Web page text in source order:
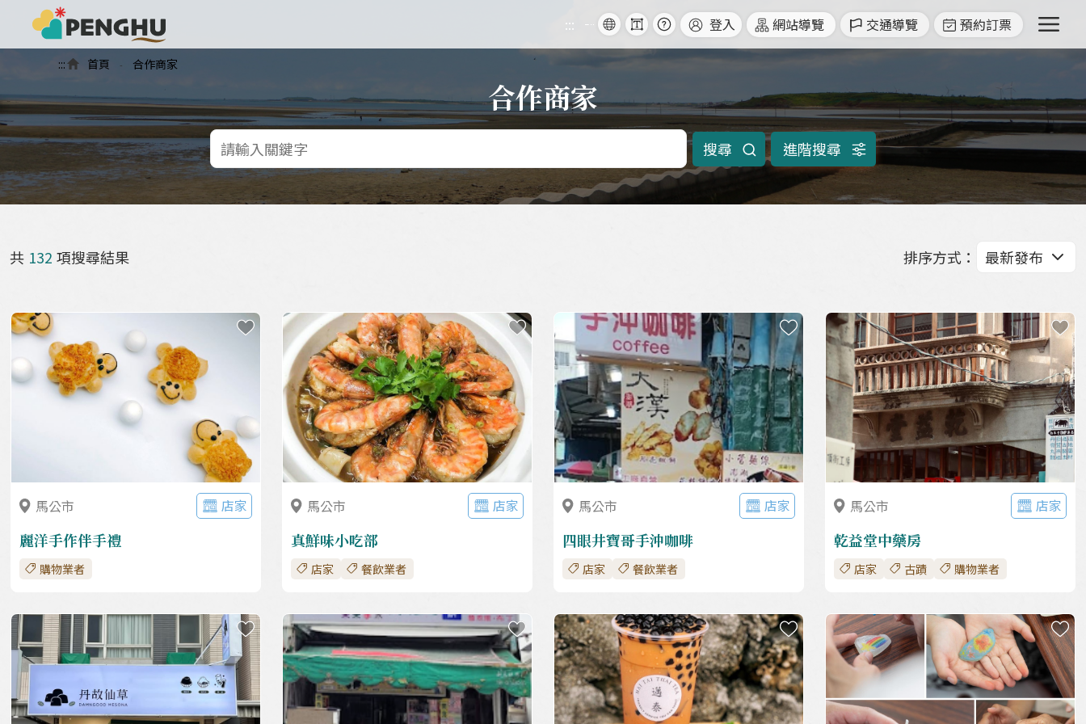
::: 跳
主
要
語
系
字
級 常
見
問
題
登入 網站導覽 交通導覽 預約訂票 menu
::: 首頁 - 合作商家
合作商家
共 132 項搜尋結果 排序方式 ：
收藏
馬公市 店家
麗洋手作伴手禮
購物業者
收藏
馬公市 店家
真鮮味小吃部
店家 餐飲業者
收藏
馬公市 店家
四眼井寶哥手沖咖啡
店家 餐飲業者
收藏
馬公市 店家
乾益堂中藥房
店家 古蹟 購物業者
收藏 收藏 收藏 收藏